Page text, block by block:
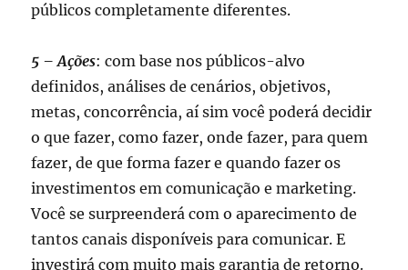
públicos completamente diferentes.
5 – Ações: com base nos públicos-alvo
definidos, análises de cenários, objetivos,
metas, concorrência, aí sim você poderá decidir
o que fazer, como fazer, onde fazer, para quem
fazer, de que forma fazer e quando fazer os
investimentos em comunicação e marketing.
Você se surpreenderá com o aparecimento de
tantos canais disponíveis para comunicar. E
investirá com muito mais garantia de retorno.